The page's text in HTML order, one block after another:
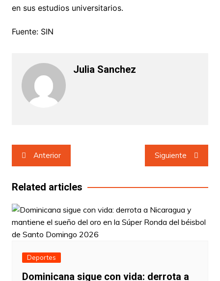
en sus estudios universitarios.
Fuente: SIN
Julia Sanchez
Navegación
de
entradas
Anterior Siguiente
Related articles
Deportes
Dominicana sigue con vida: derrota a